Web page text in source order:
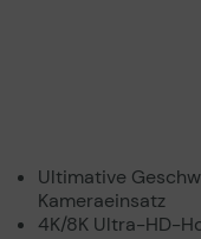
Ultimative
Kameraeinsatz
4K/8K Ultra-HD-